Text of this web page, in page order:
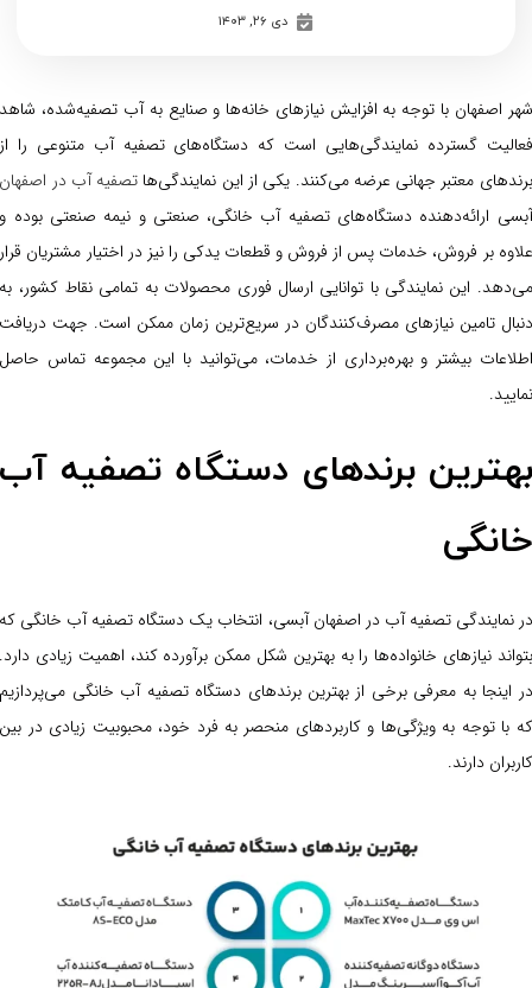
دی ۲۶, ۱۴۰۳
شهر اصفهان با توجه به افزایش نیازهای خانه‌ها و صنایع به آب تصفیه‌شده، شاهد
فعالیت گسترده نمایندگی‌هایی است که دستگاه‌های تصفیه آب متنوعی را از
برندهای معتبر جهانی عرضه می‌کنند. یکی از این نمایندگی‌ها تصفیه آب در اصفهان
آبسی ارائه‌دهنده دستگاه‌های تصفیه آب خانگی، صنعتی و نیمه صنعتی بوده و
علاوه بر فروش، خدمات پس از فروش و قطعات یدکی را نیز در اختیار مشتریان قرار
می‌دهد. این نمایندگی با توانایی ارسال فوری محصولات به تمامی نقاط کشور، به
دنبال تامین نیازهای مصرف‌کنندگان در سریع‌ترین زمان ممکن است. جهت دریافت
اطلاعات بیشتر و بهره‌برداری از خدمات، می‌توانید با این مجموعه تماس حاصل
نمایید.
بهترین برندهای دستگاه تصفیه آب
خانگی
در نمایندگی تصفیه آب در اصفهان آبسی، انتخاب یک دستگاه تصفیه آب خانگی که
بتواند نیازهای خانواده‌ها را به بهترین شکل ممکن برآورده کند، اهمیت زیادی دارد.
در اینجا به معرفی برخی از بهترین برندهای دستگاه تصفیه آب خانگی می‌پردازیم
که با توجه به ویژگی‌ها و کاربردهای منحصر به فرد خود، محبوبیت زیادی در بین
کاربران دارند.